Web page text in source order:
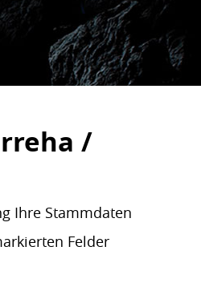
/
Ihre Stammdaten
Felder